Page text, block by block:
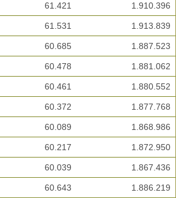
61.421 1.910.396
61.531 1.913.839
60.685 1.887.523
60.478 1.881.062
60.461 1.880.552
60.372 1.877.768
60.089 1.868.986
60.217 1.872.950
60.039 1.867.436
60.643 1.886.219